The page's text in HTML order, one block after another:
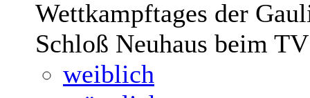
Wettkampftages der
Schloß Neuhaus beim
weiblich